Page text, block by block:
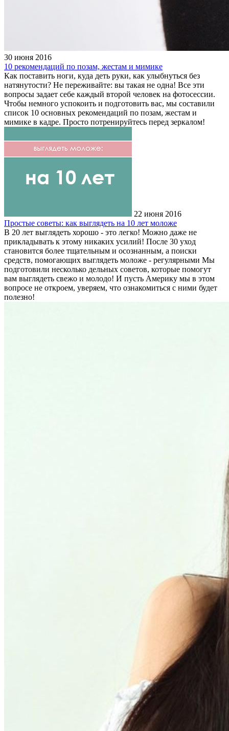
30 июня 2016
10 рекомендаций по позам, жестам и мимике
Как поставить ноги, куда деть руки, как улыбнуться без
натянутости? Не переживайте: вы такая не одна! Все эти
вопросы задает себе каждый второй человек на фотосессии.
Чтобы немного успокоить и подготовить вас, мы составили
список 10 основных рекомендаций по позам, жестам и
мимике в кадре. Просто потренируйтесь перед зеркалом!
22 июня 2016
Простые советы: как выглядеть на 10 лет моложе
В 20 лет выглядеть хорошо - это легко! Можно даже не
прикладывать к этому никаких усилий! После 30 уход
становится более тщательным и осознанным, а поиски
средств, помогающих выглядеть моложе - регулярными Мы
подготовили несколько дельных советов, которые помогут
вам выглядеть свежо и молодо! И пусть Америку мы в этом
вопросе не откроем, уверяем, что ознакомиться с ними будет
полезно!